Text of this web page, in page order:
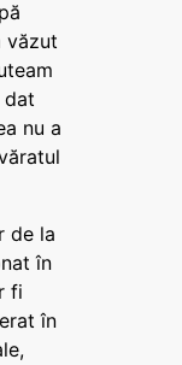
văzut
dat
nu a
de la
în
fi
în